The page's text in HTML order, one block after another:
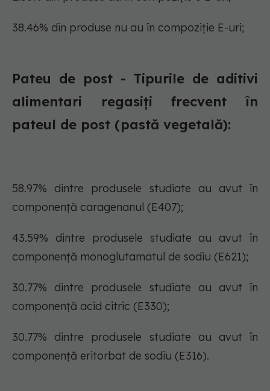
38.46% din produse nu au în compoziție E-uri;
Pateu de post - Tipurile de aditivi
alimentari regasiți frecvent în
pateul de post (pastă vegetală):
58.97% dintre produsele studiate au avut în
componență caragenanul (E407);
43.59% dintre produsele studiate au avut în
componență monoglutamatul de sodiu (E621);
30.77% dintre produsele studiate au avut în
componență acid citric (E330);
30.77% dintre produsele studiate au avut în
componență eritorbat de sodiu (E316).